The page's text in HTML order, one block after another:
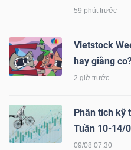
59 phút trước
Vietstock
hay giằng
2 giờ trước
Phân tích kỹ
Tuần 10-14/
09/08 07:30
TÀI
CHÍNH
CÔNG
NGHỆ